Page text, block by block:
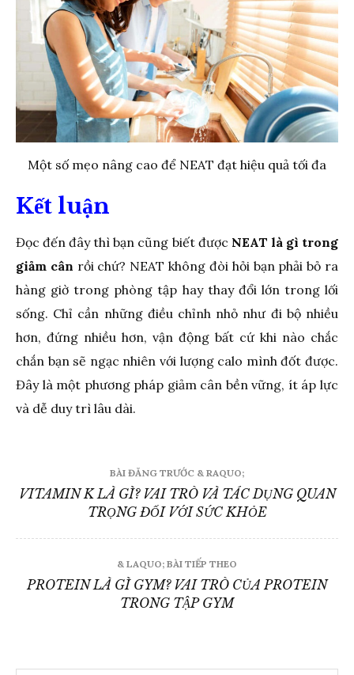
Một số mẹo nâng cao để NEAT đạt hiệu quả tối đa
Kết luận
Đọc đến đây thì bạn cũng biết được NEAT là gì trong
giảm cân rồi chứ? NEAT không đòi hỏi bạn phải bỏ ra
hàng giờ trong phòng tập hay thay đổi lớn trong lối
sống. Chỉ cần những điều chỉnh nhỏ như đi bộ nhiều
hơn, đứng nhiều hơn, vận động bất cứ khi nào chắc
chắn bạn sẽ ngạc nhiên với lượng calo mình đốt được.
Đây là một phương pháp giảm cân bền vững, ít áp lực
và dễ duy trì lâu dài.
hướng
BÀI ĐĂNG TRƯỚC & RAQUO;
VITAMIN K LÀ GÌ? VAI TRÒ VÀ TÁC DỤNG QUAN
TRỌNG ĐỐI VỚI SỨC KHỎE
& LAQUO; BÀI TIẾP THEO
PROTEIN LÀ GÌ GYM? VAI TRÒ CỦA PROTEIN
TRONG TẬP GYM